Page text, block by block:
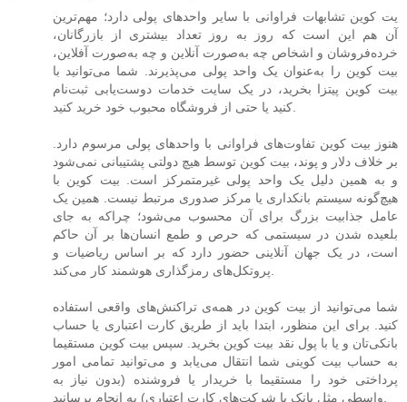
یت‌ کوین تشابهات فراوانی با سایر واحدهای پولی دارد؛ مهم‌ترین
آن هم این است که روز به روز تعداد بیشتری از بازرگانان،
خرده‌فروشان و اشخاص چه به‌صورت آنلاین و چه به‌صورت آفلاین،
بیت‌ کوین را به‌عنوان یک واحد پولی می‌پذیرند. شما می‌توانید با
بیت‌ کوین پیتزا بخرید، در یک سایت خدمات دوست‌یابی ثبت‌نام
هنوز بیت‌ کوین تفاوت‌های فراوانی با واحدهای پولی مرسوم دارد.
بر خلاف دلار و پوند، بیت‌ کوین توسط هیچ دولتی پشتیبانی نمی‌شود
و به همین دلیل یک واحد پولی غیرمتمرکز است. بیت‌ کوین با
هیچ‌گونه سیستم بانکداری یا مرکز صدوری مرتبط نیست. همین یک
عامل جذابیت بزرگ برای آن محسوب می‌شود؛ چراکه به جای
بلعیده شدن در سیستمی که حرص و طمع انسان‌ها بر آن حاکم
است، در یک جهان آنلاینی حضور دارد که بر اساس ریاضیات و
شما می‌توانید از بیت‌ کوین در همه‌ی تراکنش‌های واقعی استفاده
کنید. برای این منظور، ابتدا باید از طریق کارت اعتباری یا حساب
بانکی‌تان و یا با پول نقد بیت‌ کوین بخرید. سپس بیت‌ کوین مستقیما
به حساب بیت‌ کوینی شما انتقال می‌یابد و می‌توانید تمامی امور
پرداختی خود را مستقیما با خریدار یا فروشنده (بدون نیاز به